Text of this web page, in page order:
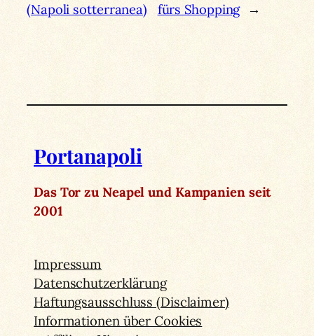
(Napoli sotterranea)
fürs Shopping →
Portanapoli
Das Tor zu Neapel und Kampanien seit
2001
Impressum
Datenschutzerklärung
Haftungsausschluss (Disclaimer)
Informationen über Cookies